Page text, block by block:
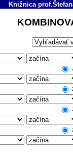
Knižnica